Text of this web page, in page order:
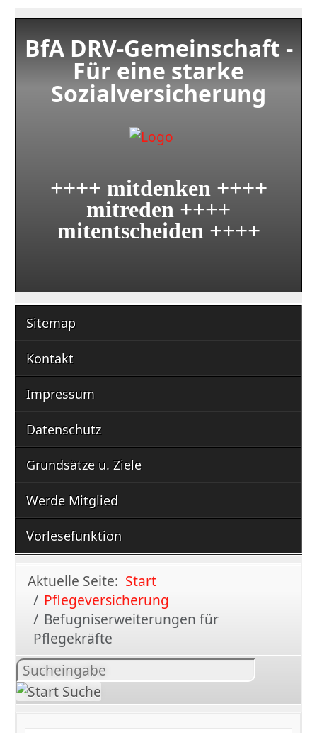
BfA DRV-Gemeinschaft -
Für eine starke
Sozialversicherung
++++ mitdenken ++++
mitreden ++++
mitentscheiden ++++
Sitemap
Kontakt
Impressum
Datenschutz
Grundsätze u. Ziele
Werde Mitglied
Vorlesefunktion
Aktuelle Seite: Start
Pflegeversicherung
Befugniserweiterungen für
Pflegekräfte
Inhalt
suchen